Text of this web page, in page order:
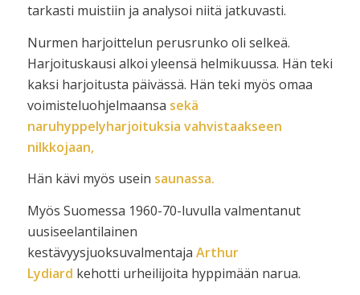
tarkasti muistiin ja analysoi niitä jatkuvasti.
Nurmen harjoittelun perusrunko oli selkeä.
Harjoituskausi alkoi yleensä helmikuussa. Hän teki
kaksi harjoitusta päivässä. Hän teki myös omaa
voimisteluohjelmaansa sekä
naruhyppelyharjoituksia vahvistaakseen
nilkkojaan,
Hän kävi myös usein saunassa.
Myös Suomessa 1960-70-luvulla valmentanut
uusiseelantilainen
kestävyysjuoksuvalmentaja Arthur
Lydiard kehotti urheilijoita hyppimään narua.